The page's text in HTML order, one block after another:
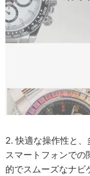
2. 快適な操作性と
スマートフォンでの
的でスムーズなナビ